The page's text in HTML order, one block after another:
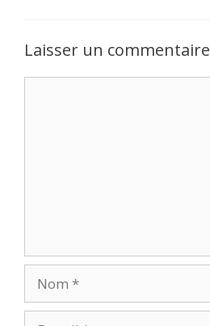
Laisser un commentaire